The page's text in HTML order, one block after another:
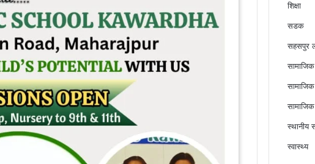
शिक्षा
सडक
सहसपुर
सामाजिक
स्थानीय
स्वास्थ्य